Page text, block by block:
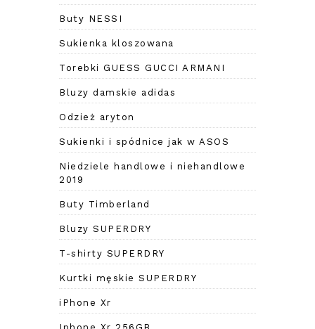
Buty NESSI
Sukienka kloszowana
Torebki GUESS GUCCI ARMANI
Bluzy damskie adidas
Odzież aryton
Sukienki i spódnice jak w ASOS
Niedziele handlowe i niehandlowe
2019
Buty Timberland
Bluzy SUPERDRY
T-shirty SUPERDRY
Kurtki męskie SUPERDRY
iPhone Xr